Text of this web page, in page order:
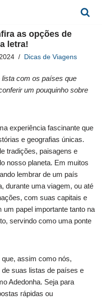
as opções de
letra!
Dicas de Viagens
com os países que
um pouquinho sobre
experiência fascinante que
e geografias únicas.
tradições, paisagens e
nosso planeta. Em muitos
lembrar de um país
durante uma viagem, ou até
com suas capitais e
papel importante tanto na
servindo como uma ponte
assim como nós,
suas listas de países e
Adedonha. Seja para
rápidas ou